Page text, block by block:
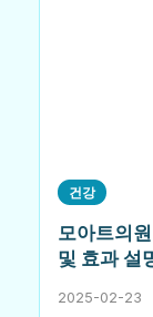
건강
모아트의
및 효과 설
2025-02-23